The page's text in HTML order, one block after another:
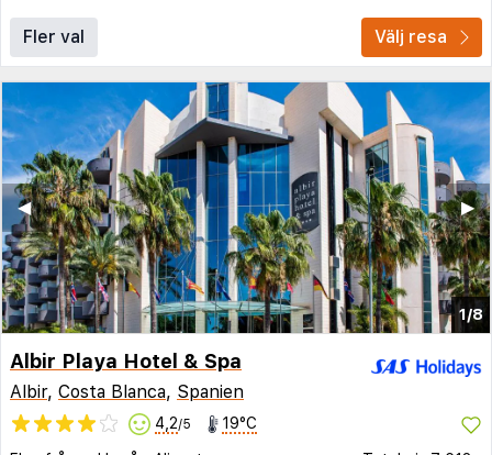
Fler val Välj resa
1/8
▶︎
◀︎
Albir Playa Hotel & Spa
Albir, Costa Blanca, Spanien
4,2/5 19°C